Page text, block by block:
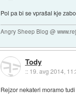
Pol pa bi se vprašal kje
Angry Sheep Blog @
Tody
:: 19. avg 2014,
Rejzor nekateri moramo